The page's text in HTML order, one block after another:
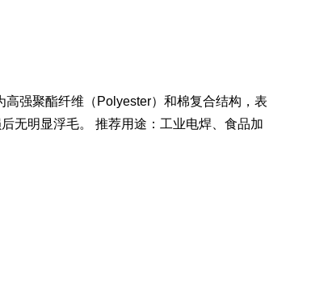
强聚酯纤维（Polyester）和棉复合结构，表
无明显浮毛。 推荐用途：工业电焊、食品加